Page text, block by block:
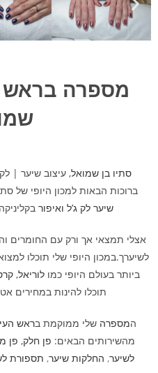
מספרה בראש
סתיו בן שמואל, עיצוב שיער |
ברוכות הבאות למכון היופי של
שיער לק ג’ל ואיפור בקליניקה ביתית
אצלי תמצאי אך ורק עם החומרים
לשיערך.במכון היופי שלי תוכלו
ביותר בעולם היופי כמו לוריאל,
תוכלו להינות במחירים
המספרה שלי ממוקמת בראש
מהשירותים הבאים: פן חלק, פן
לשיער, החלקות שיער, תספורת